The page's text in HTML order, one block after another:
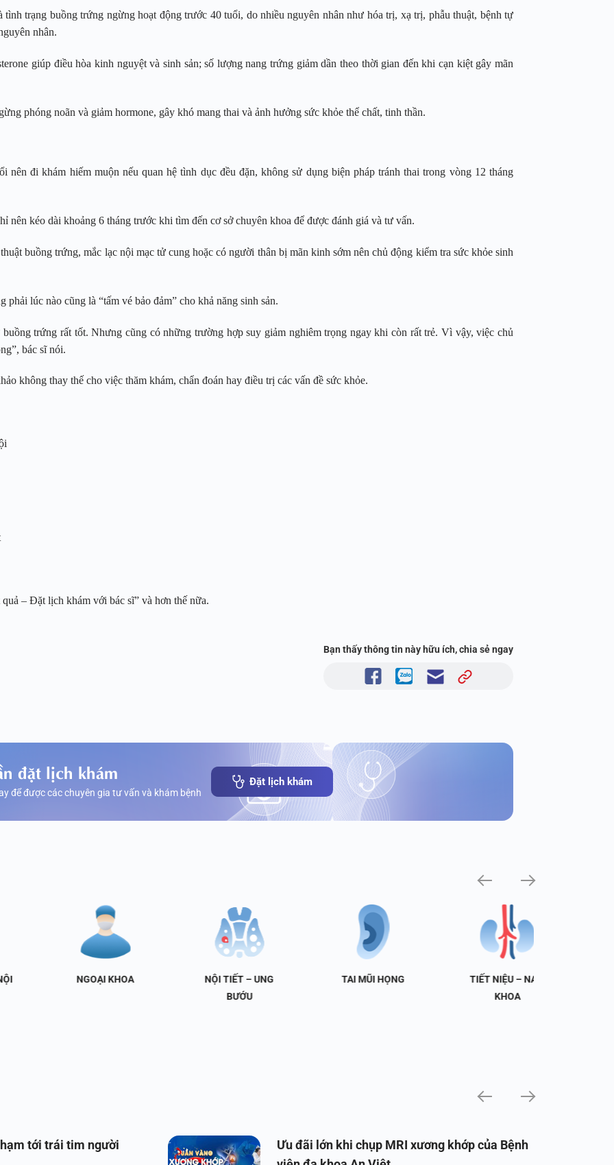
trạng buồng trứng ngừng hoạt động trước 40 tuổi, do nhiều nguyên nhân như hóa trị, xạ trị, phẫu thuật, bệnh tự
nhân.
giúp điều hòa kinh nguyệt và sinh sản; số lượng nang trứng giảm dần theo thời gian đến khi cạn kiệt gây mãn
phóng noãn và giảm hormone, gây khó mang thai và ảnh hưởng sức khỏe thể chất, tinh thần.
đi khám hiếm muộn nếu quan hệ tình dục đều đặn, không sử dụng biện pháp tránh thai trong vòng 12 tháng
kéo dài khoảng 6 tháng trước khi tìm đến cơ sở chuyên khoa để được đánh giá và tư vấn.
buồng trứng, mắc lạc nội mạc tử cung hoặc có người thân bị mãn kinh sớm nên chủ động kiểm tra sức khỏe sinh
lúc nào cũng là “tấm vé bảo đảm” cho khả năng sinh sản.
trứng rất tốt. Nhưng cũng có những trường hợp suy giảm nghiêm trọng ngay khi còn rất trẻ. Vì vậy, việc chủ
bác sĩ nói.
không thay thế cho việc thăm khám, chẩn đoán hay điều trị các vấn đề sức khỏe.
– Đặt lịch khám với bác sĩ” và hơn thế nữa.
Bạn thấy thông tin này hữu ích, chia sẻ ngay
đặt lịch khám
để được các chuyên gia tư vấn và khám bệnh
Đặt lịch khám
NGOẠI KHOA
NỘI TIẾT – UNG
BƯỚU
TAI MŨI HỌNG
TIẾT NIỆU – NAM
KHOA
tới trái tim người
Ưu đãi lớn khi chụp MRI xương khớp của Bệnh